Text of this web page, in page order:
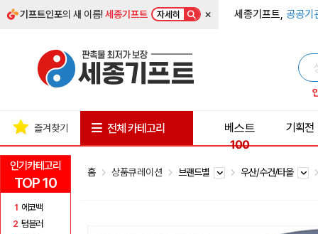
기프트인포의 새 이름!세종기프트 자세히 × 세종기프트, 공공기
인기카테고리
TOP 10
1 에코백
2 텀블러
즐겨찾기 전체 카테고리
베스트
100
기획전
홈 상품큐레이션 브랜드별 우산/수건/타올